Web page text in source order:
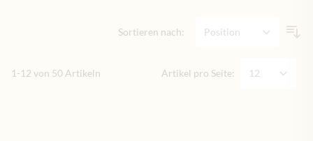
1 -12 von 50 Artikeln
Sortieren nach:
Artikel pro Seite: